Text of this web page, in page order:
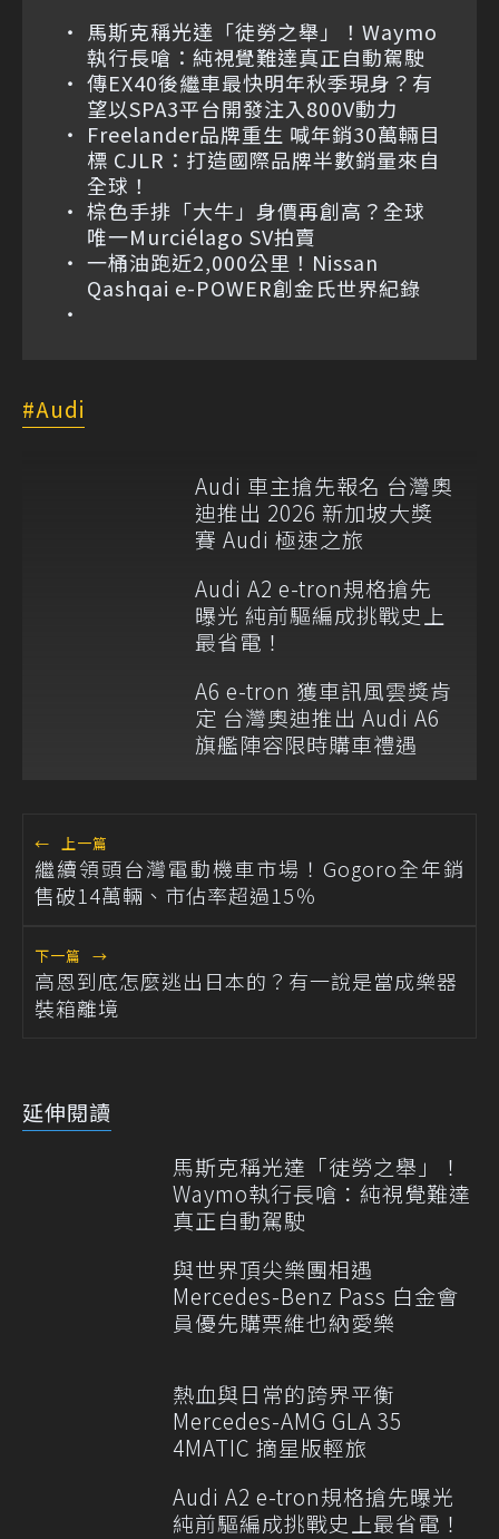
馬斯克稱光達「徒勞之舉」！Waymo
執行長嗆：純視覺難達真正自動駕駛
傳EX40後繼車最快明年秋季現身？有
望以SPA3平台開發注入800V動力
Freelander品牌重生 喊年銷30萬輛目
標 CJLR：打造國際品牌半數銷量來自
全球！
棕色手排「大牛」身價再創高？全球
唯一Murciélago SV拍賣
一桶油跑近2,000公里！Nissan
Qashqai e-POWER創金氏世界紀錄
Audi
Audi 車主搶先報名 台灣奧
迪推出 2026 新加坡大獎
賽 Audi 極速之旅
Audi A2 e-tron規格搶先
曝光 純前驅編成挑戰史上
最省電！
A6 e-tron 獲車訊風雲獎肯
定 台灣奧迪推出 Audi A6
旗艦陣容限時購車禮遇
← 上一篇
繼續領頭台灣電動機車市場！Gogoro全年銷
售破14萬輛、市佔率超過15％
下一篇 →
高恩到底怎麼逃出日本的？有一說是當成樂器
裝箱離境
延伸閱讀
馬斯克稱光達「徒勞之舉」！
Waymo執行長嗆：純視覺難達
真正自動駕駛
與世界頂尖樂團相遇
Mercedes-Benz Pass 白金會
員優先購票維也納愛樂
熱血與日常的跨界平衡
Mercedes-AMG GLA 35
4MATIC 摘星版輕旅
Audi A2 e-tron規格搶先曝光
純前驅編成挑戰史上最省電！